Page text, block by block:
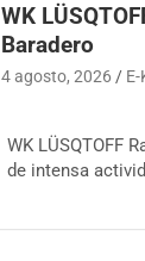
WK
Baradero
4 agosto, 2026
WK LÜSQTOFF
de intensa